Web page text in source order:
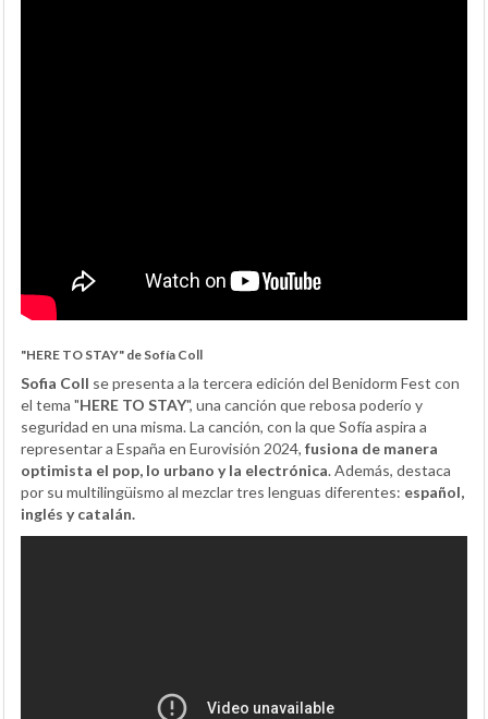
"HERE TO STAY" de Sofía Coll
Sofia Coll se presenta a la tercera edición del Benidorm Fest con
el tema "HERE TO STAY", una canción que rebosa poderío y
seguridad en una misma. La canción, con la que Sofía aspira a
representar a España en Eurovisión 2024, fusiona de manera
optimista el pop, lo urbano y la electrónica. Además, destaca
por su multilingüismo al mezclar tres lenguas diferentes: español,
inglés y catalán.